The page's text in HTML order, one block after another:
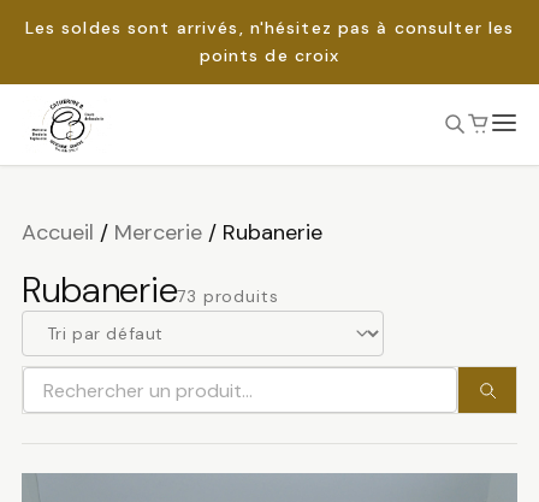
Les soldes sont arrivés, n'hésitez pas à consulter les
points de croix
Passer
Accueil / Mercerie/ Rubanerie
Rubanerie73 produits
Rechercher
un
produit